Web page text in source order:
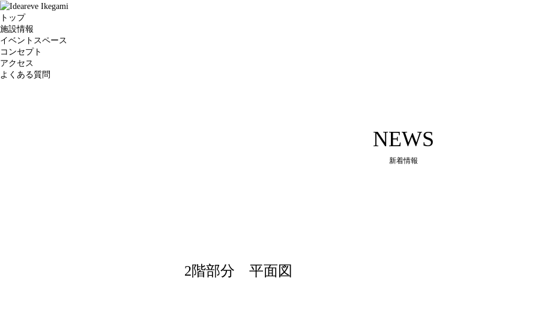
トップ
施設情報
イベントスペース
コンセプト
アクセス
よくある質問
NEWS
新着情報
2階部分 平面図